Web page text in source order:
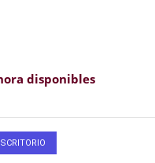
disponibles